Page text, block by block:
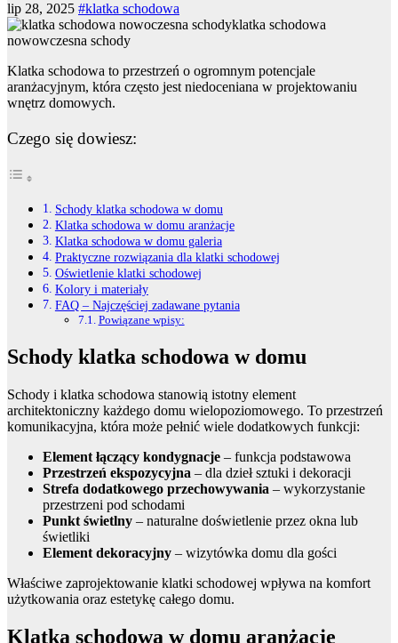
lip 28, 2025 #klatka schodowa
klatka schodowa
nowowczesna schody
Klatka schodowa to przestrzeń o ogromnym potencjale
aranżacyjnym, która często jest niedoceniana w projektowaniu
wnętrz domowych.
Czego się dowiesz:
Schody klatka schodowa w domu
Klatka schodowa w domu aranżacje
Klatka schodowa w domu galeria
Praktyczne rozwiązania dla klatki schodowej
Oświetlenie klatki schodowej
Kolory i materiały
FAQ – Najczęściej zadawane pytania
Powiązane wpisy:
Schody klatka schodowa w domu
Schody i klatka schodowa stanowią istotny element
architektoniczny każdego domu wielopoziomowego. To przestrzeń
komunikacyjna, która może pełnić wiele dodatkowych funkcji:
Element łączący kondygnacje – funkcja podstawowa
Przestrzeń ekspozycyjna – dla dzieł sztuki i dekoracji
Strefa dodatkowego przechowywania – wykorzystanie
przestrzeni pod schodami
Punkt świetlny – naturalne doświetlenie przez okna lub
świetliki
Element dekoracyjny – wizytówka domu dla gości
Właściwe zaprojektowanie klatki schodowej wpływa na komfort
użytkowania oraz estetykę całego domu.
Klatka schodowa w domu aranżacje